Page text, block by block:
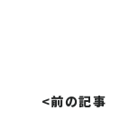
<前の記事